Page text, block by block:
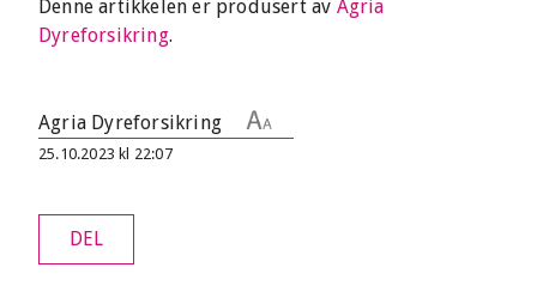
Denne artikkelen er produsert av Agria
Dyreforsikring.
Agria Dyreforsikring
25.10.2023 kl 22:07
DEL